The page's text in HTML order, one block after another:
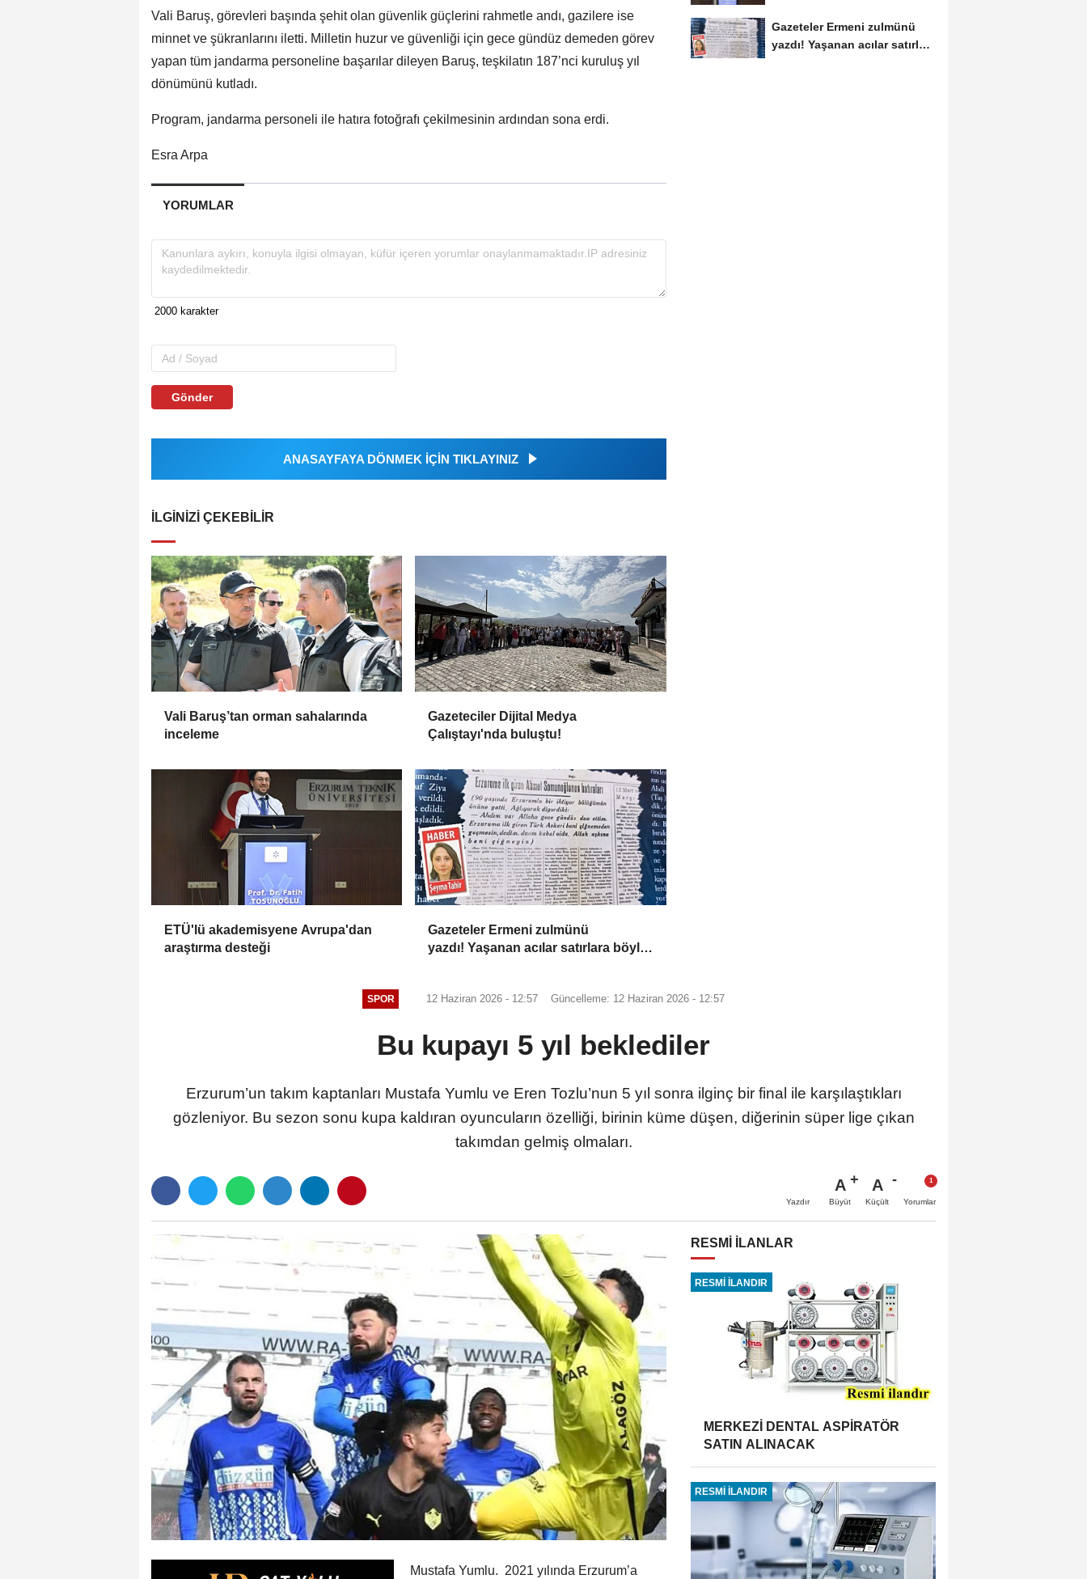
Vali Baruş, görevleri başında şehit olan güvenlik güçlerini rahmetle andı, gazilere ise
minnet ve şükranlarını iletti. Milletin huzur ve güvenliği için gece gündüz demeden görev
yapan tüm jandarma personeline başarılar dileyen Baruş, teşkilatın 187’nci kuruluş yıl
dönümünü kutladı.
Program, jandarma personeli ile hatıra fotoğrafı çekilmesinin ardından sona erdi.
Esra Arpa
YORUMLAR
Gönder
ANASAYFAYA DÖNMEK İÇİN TIKLAYINIZ
İLGINIZI ÇEKEBILIR
Vali Baruş’tan orman sahalarında
inceleme
Gazeteciler Dijital Medya
Çalıştayı'nda buluştu!
ETÜ'lü akademisyene Avrupa'dan
araştırma desteği
Gazeteler Ermeni zulmünü
yazdı! Yaşanan acılar satırlara böyle
Gazeteler Ermeni zulmünü
yazdı! Yaşanan acılar satırlara
SPOR 12 Haziran 2026 - 12:57 Güncelleme: 12 Haziran 2026 - 12:57
Bu kupayı 5 yıl beklediler
Erzurum’un takım kaptanları Mustafa Yumlu ve Eren Tozlu’nun 5 yıl sonra ilginç bir final ile karşılaştıkları
gözleniyor. Bu sezon sonu kupa kaldıran oyuncuların özelliği, birinin küme düşen, diğerinin süper lige çıkan
takımdan gelmiş olmaları.
Yazdır
A
Büyüt
A
Küçült Yorumlar
Mustafa Yumlu. 2021 yılında Erzurum’a
RESMİ İLANLAR
RESMİ İLANDIR
MERKEZİ DENTAL ASPİRATÖR
SATIN ALINACAK
RESMİ İLANDIR